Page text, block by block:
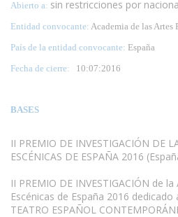
Abierto a: sin restricciones por
Entidad convocante: Academia de las Artes
País de la entidad convocante: España
Fecha de cierre: 10:07:2016
BASES
II PREMIO DE INVESTIGACIÓN DE
ESCÉNICAS DE ESPAÑA 2016
II PREMIO DE INVESTIGACIÓN de
Escénicas de España 2016 dedicado
TEATRO ESPAÑOL